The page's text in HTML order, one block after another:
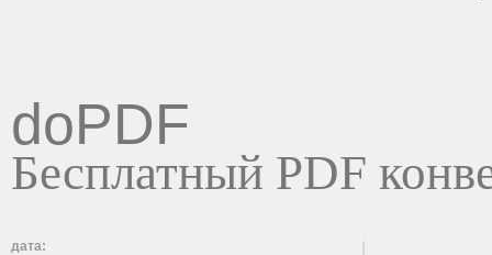
doPDF
Бесплатный PDF
дата: